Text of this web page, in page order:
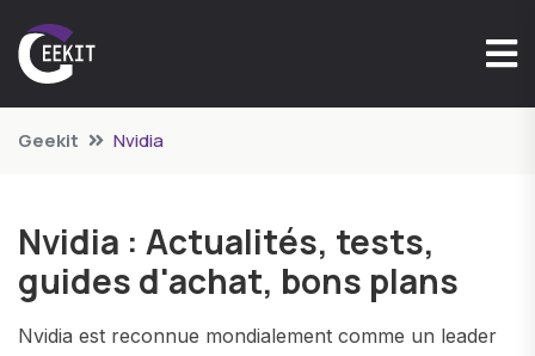
Geekit Nvidia
Nvidia : Actualités, tests,
guides d'achat, bons plans
Nvidia est reconnue mondialement comme un leader